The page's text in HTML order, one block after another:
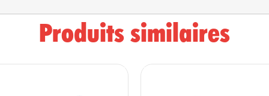
Produits similaires